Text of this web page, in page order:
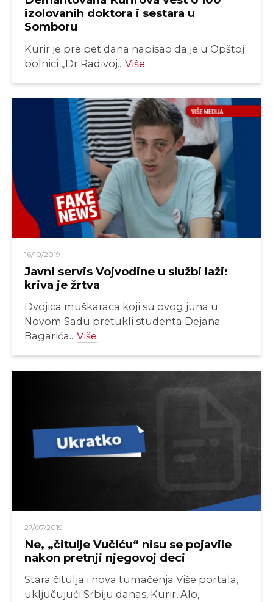
izolovanih doktora i sestara u
Somboru
Kurir je pre pet dana napisao da je u Opštoj
bolnici „Dr Radivoj... Više
16/10/2019
Javni servis Vojvodine u službi laži:
kriva je žrtva
Dvojica muškaraca koji su ovog juna u
Novom Sadu pretukli studenta Dejana
Bagarića... Više
27/07/2019
Ne, „čitulje Vučiću“ nisu se pojavile
nakon pretnji njegovoj deci
Stara čitulja i nova tumačenja Više portala,
uključujući Srbiju danas, Kurir, Alo,